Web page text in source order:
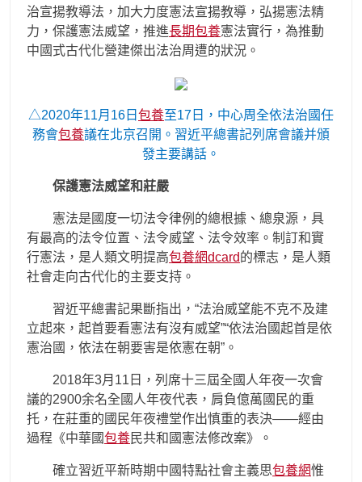
治宣揚教導法，加大力度憲法宣揚教導，弘揚憲法精
力，保護憲法威望，推進長期包養憲法實行，為推動
中國式古代化營建傑出法治周遭的狀況。
△2020年11月16日 包養至17日，中心周全依法治國任
務會包養議在北京召開。習近平總書記列席會議并頒
發主要講話。
保護憲法威望和莊嚴
憲法是國度一切法令律例的總根據、總泉源，具
有最高的法令位置、法令威望、法令效率。制訂和實
行憲法，是人類文明提高包養網dcard的標志，是人類
社會走向古代化的主要支持。
習近平總書記果斷指出，“法治威望能不克不及建
立起來，起首要看憲法有沒有威望”“依法治國起首是依
憲治國，依法在朝要害是依憲在朝”。
2018年3月11日，列席十三屆全國人年夜一次會
議的2900余名全國人年夜代表，肩負億萬國民的重
托，在莊重的國民年夜禮堂作出慎重的表決——經由
過程《中華國包養民共和國憲法修改案》。
確立習近平新時期中國特點社會主義思包養網惟